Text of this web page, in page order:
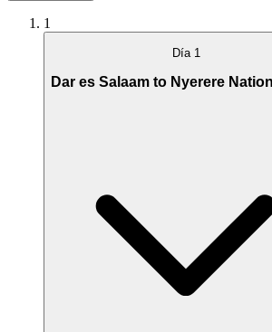
1
Día 1
Dar es Salaam to Nyerere